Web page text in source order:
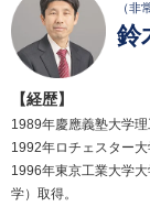
（非
鈴
【経歴】
1989年慶應義塾大学理
1992年ロチェスター大
1996年東京工業大学
学）取得。